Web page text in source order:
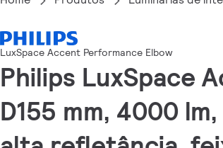
LuxSpace Accent Performance Elbow
Philips LuxSpace
D155 mm, 4000